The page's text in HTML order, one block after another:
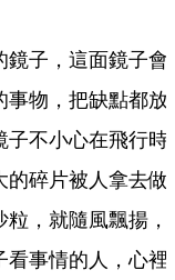
鏡子，這面鏡子會
物，把缺點都放
子不小心在飛行時
的碎片被人拿去做
粒，就隨風飄揚，
看事情的人，心裡